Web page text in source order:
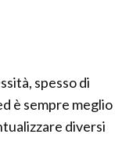
spesso di
è sempre meglio
diversi